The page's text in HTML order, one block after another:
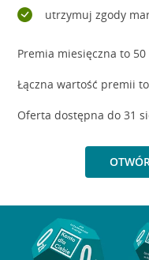
utrzymuj zgody
Premia miesięczna to 50
Łączna wartość premii to
Oferta dostępna do 31